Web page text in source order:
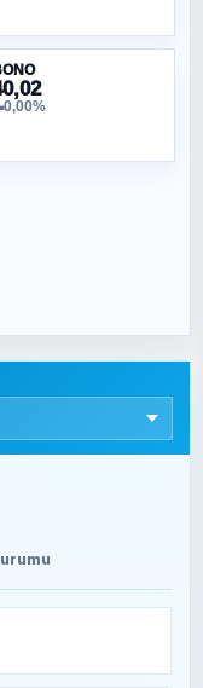
alçağına
(10-24
0,00%